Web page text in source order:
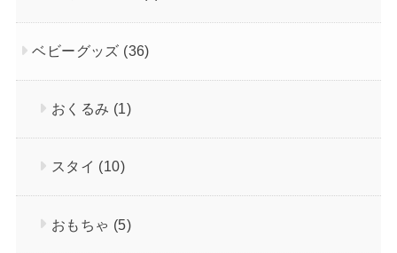
ベビーグッズ (36)
おくるみ (1)
スタイ (10)
おもちゃ (5)